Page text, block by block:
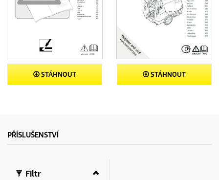
STÁHNOUT STÁHNOUT
PŘÍSLUŠENSTVÍ
Filtr